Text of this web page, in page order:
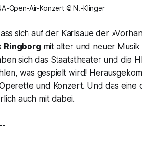
Open-Air-Konzert © N.-Klinger
sich auf der Karlsaue der
Ringborg mit alter und neuer Musik
sich das Staatstheater und die
was gespielt wird!
und Konzert. Und das eine
auch mit dabei.